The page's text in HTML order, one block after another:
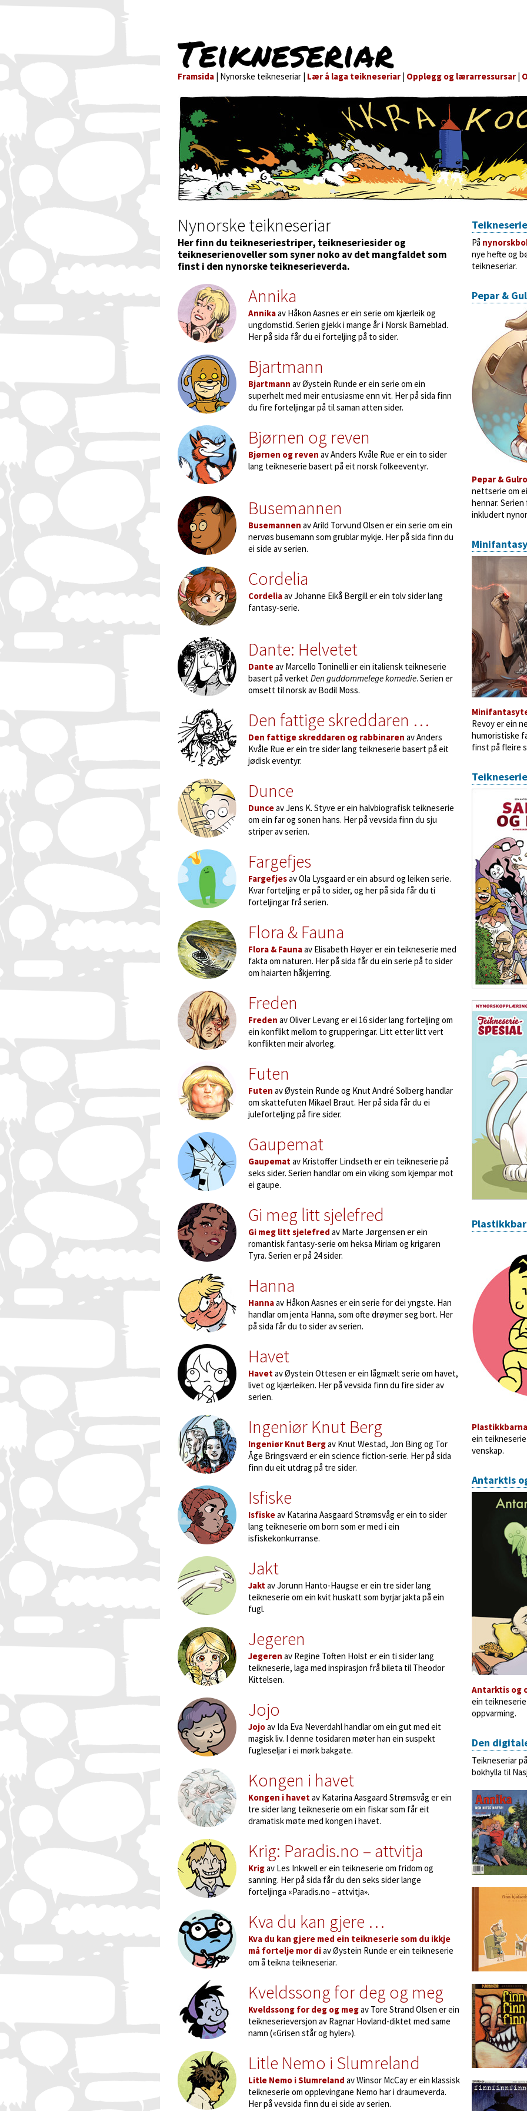
Teikneseriar
Framsida | Nynorske teikneseriar | Lær å laga teikneseriar | Opplegg og lærarressursar |
Nynorske teikneseriar
Her finn du teikneseriestriper, teikneseriesider og
teikneserienoveller som syner noko av det mangfaldet som
finst i den nynorske teikneserieverda.
Annika
Annikaav Håkon Aasnes er ein serie om kjærleik og
ungdomstid. Serien gjekk i mange år i Norsk Barneblad.
Her på sida får du ei forteljing på to sider.
Bjartmann
Bjartmann av Øystein Runde er ein serie om ein
superhelt med meir entusiasme enn vit. Her på sida finn
du fire forteljingar på til saman atten sider.
Bjørnen og reven
Bjørnen og reven av Anders Kvåle Rue er ein to sider
lang teikneserie basert på eit norsk folkeeventyr.
Busemannen
Busemannen av Arild Torvund Olsen er ein serie om ein
nervøs busemann som grublar mykje. Her på sida finn du
ei side av serien.
Cordelia
Cordeliaav Johanne Eikå Bergill er ein tolv sider lang
fantasy-serie.
Dante: Helvetet
Danteav Marcello Toninelli er ein italiensk teikneserie
basert på verketDen guddommelege komedie. Serien er
omsett til norsk av Bodil Moss.
Den fattige skreddaren …
Den fattige skreddaren og rabbinaren av Anders
Kvåle Rue er ein tre sider lang teikneserie basert på eit
jødisk eventyr.
Dunce
Dunceav Jens K. Styve er ein halvbiografisk teikneserie
om ein far og sonen hans. Her på vevsida finn du sju
striper av serien.
Fargefjes
Fargefjesav Ola Lysgaard er ein absurd og leiken serie.
Kvar forteljing er på to sider, og her på sida får du ti
forteljingar frå serien.
Flora & Fauna
Flora & Faunaav Elisabeth Høyer er ein teikneserie med
fakta om naturen. Her på sida får du ein serie på to sider
om haiarten håkjerring.
Freden
Freden av Oliver Levang er ei 16 sider lang forteljing om
ein konflikt mellom to grupperingar. Litt etter litt vert
konflikten meir alvorleg.
Futen
Futen av Øystein Runde og Knut André Solberg handlar
om skattefuten Mikael Braut. Her på sida får du ei
juleforteljing på fire sider.
Gaupemat
Gaupematav Kristoffer Lindseth er ein teikneserie på
seks sider. Serien handlar om ein viking som kjempar mot
ei gaupe.
Gi meg litt sjelefred
Gi meg litt sjelefred av Marte Jørgensen er ein
romantisk fantasy-serie om heksa Miriam og krigaren
Tyra. Serien er på 24 sider.
Hanna
Hannaav Håkon Aasnes er ein serie for dei yngste. Han
handlar om jenta Hanna, som ofte drøymer seg bort. Her
på sida får du to sider av serien.
Havet
Havetav Øystein Ottesen er ein lågmælt serie om havet,
livet og kjærleiken. Her på vevsida finn du fire sider av
serien.
Ingeniør Knut Berg
Ingeniør Knut Bergav Knut Westad, Jon Bing og Tor
Åge Bringsværd er ein science fiction-serie. Her på sida
finn du eit utdrag på tre sider.
Isfiske
Isfiskeav Katarina Aasgaard Strømsvåg er ein to sider
lang teikneserie om born som er med i ein
isfiskekonkurranse.
Jakt
Jaktav Jorunn Hanto-Haugse er ein tre sider lang
teikneserie om ein kvit huskatt som byrjar jakta på ein
fugl.
Jegeren
Jegeren av Regine Toften Holst er ein ti sider lang
teikneserie, laga med inspirasjon frå bileta til Theodor
Kittelsen.
Jojo
Jojoav Ida Eva Neverdahl handlar om ein gut med eit
magisk liv. I denne tosidaren møter han ein suspekt
fugleseljar i ei mørk bakgate.
Kongen i havet
Kongen i havetav Katarina Aasgaard Strømsvåg er ein
tre sider lang teikneserie om ein fiskar som får eit
dramatisk møte med kongen i havet.
Krig: Paradis.no – attvitja
Krigav Les Inkwell er ein teikneserie om fridom og
sanning. Her på sida får du den seks sider lange
forteljinga «Paradis.no – attvitja».
Kva du kan gjere …
Kva du kan gjere med ein teikneserie som du ikkje
må fortelje mor diav Øystein Runde er ein teikneserie
om å teikna teikneseriar.
Kveldssong for deg og meg
Kveldssong for deg og megav Tore Strand Olsen er ein
teikneserieversjon av Ragnar Hovland-diktet med same
namn («Grisen står og hyler»).
Litle Nemo i Slumreland
Litle Nemo i Slumreland av Winsor McCay er ein klassisk
teikneserie om opplevingane Nemo har i draumeverda.
Her på vevsida finn du ei side av serien.
På
nye hefte og
teikneseriar.
Pepar &
Pepar &
nettserie om
hennar.
inkludert
Revoy er ein
humoristiske
finst på fleire
Plastikkbarna
ein
venskap.
Antarktis
Antarktis og
ein
oppvarming.
Den
Teikneseriar
bokhylla til